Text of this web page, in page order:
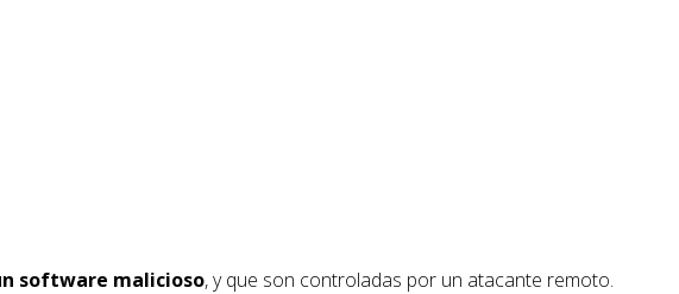
software malicioso, y que son controladas por un atacante remoto.